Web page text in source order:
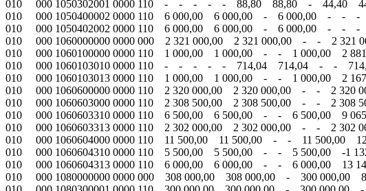
010 000 1050302001 0000 110 - - - - - 88,80 88,80 - 44,40
010 000 1050400002 0000 110 6 000,00 6 000,00 - 6 000,00
010 000 1050402002 0000 110 6 000,00 6 000,00 - 6 000,00
010 000 1060000000 0000 000 2 321 000,00 2 321 000,00 - - 2 321
010 000 1060100000 0000 110 1 000,00 1 000,00 - - 1 000,00 2
010 000 1060103010 0000 110 - - - - - 714,04 714,04 - -
010 000 1060103013 0000 110 1 000,00 1 000,00 - - 1 000,00 2
010 000 1060600000 0000 110 2 320 000,00 2 320 000,00 - - 2 320
010 000 1060603000 0000 110 2 308 500,00 2 308 500,00 - - 2 308
010 000 1060603310 0000 110 6 500,00 6 500,00 - - 6 500,00 9
010 000 1060603313 0000 110 2 302 000,00 2 302 000,00 - - 2 302
010 000 1060604000 0000 110 11 500,00 11 500,00 - - 11 500,00
010 000 1060604310 0000 110 5 500,00 5 500,00 - - 5 500,00 -1
010 000 1060604313 0000 110 6 000,00 6 000,00 - - 6 000,00 13
010 000 1080000000 0000 000 308 000,00 308 000,00 - 300